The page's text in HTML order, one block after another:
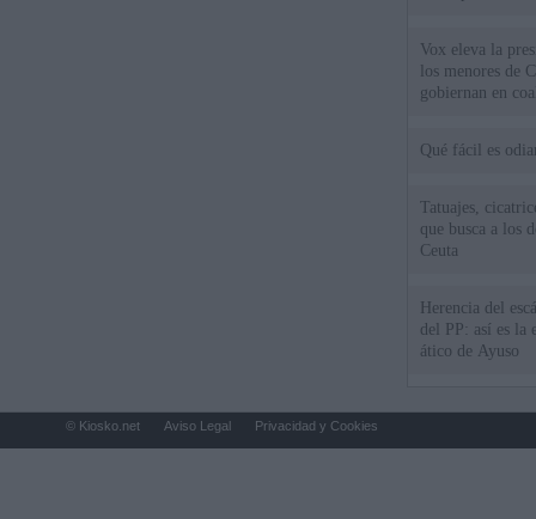
Vox eleva la
los menores de
gobiernan en
Qué fácil es
Tatuajes,
que busca a los
Ceuta
Herencia del
del PP: así es la
ático de Ayuso
© Kiosko.net Aviso Legal Privacidad y Cookies